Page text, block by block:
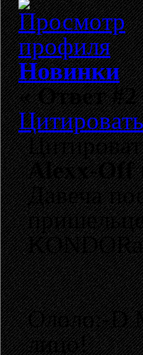
Новинки
«Ответ
Цитировать
Alexx-Off
Давеча
Ололо:-D
лицо!